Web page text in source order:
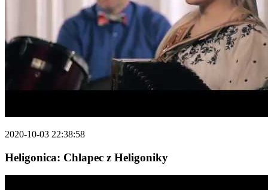
2020-10-03 22:38:58
Heligonica: Chlapec z Heligoniky